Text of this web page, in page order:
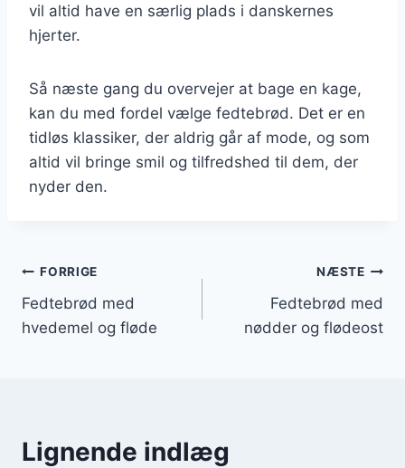
vil altid have en særlig plads i danskernes
hjerter.
Så næste gang du overvejer at bage en kage,
kan du med fordel vælge fedtebrød. Det er en
tidløs klassiker, der aldrig går af mode, og som
altid vil bringe smil og tilfredshed til dem, der
nyder den.
Indlægsnavigation
FORRIGE
Fedtebrød med
hvedemel og fløde
NÆSTE
Fedtebrød med
nødder og flødeost
Lignende indlæg